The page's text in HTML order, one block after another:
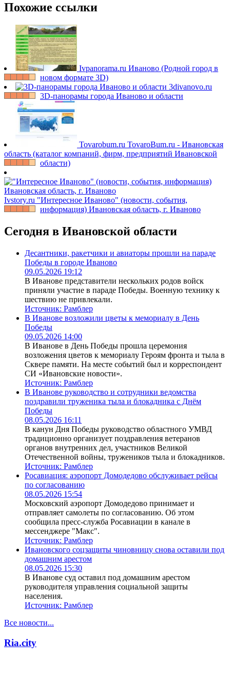
Похожие ссылки
Ivpanorama.ru Иваново (Родной город в
новом формате 3D)
3divanovo.ru
3D-панорамы города Иваново и области
Tovarobum.ru TovaroBum.ru - Ивановская
область (каталог компаний, фирм, предприятий Ивановской
области)
Ivstory.ru "Интересное Иваново" (новости, события,
информация) Ивановская область, г. Иваново
Сегодня в Ивановской области
Десантники, ракетчики и авиаторы прошли на параде
Победы в городе Иваново
09.05.2026 19:12
В Иванове представители нескольких родов войск
приняли участие в параде Победы. Военную технику к
шествию не привлекали.
Источник: Рамблер
В Иванове возложили цветы к мемориалу в День
Победы
09.05.2026 14:00
В Иванове в День Победы прошла церемония
возложения цветов к мемориалу Героям фронта и тыла в
Сквере памяти. На месте событий был и корреспондент
СИ «Ивановские новости».
Источник: Рамблер
В Иванове руководство и сотрудники ведомства
поздравили труженика тыла и блокадника с Днём
Победы
08.05.2026 16:11
В канун Дня Победы руководство областного УМВД
традиционно организует поздравления ветеранов
органов внутренних дел, участников Великой
Отечественной войны, тружеников тыла и блокадников.
Источник: Рамблер
Росавиация: аэропорт Домодедово обслуживает рейсы
по согласованию
08.05.2026 15:54
Московский аэропорт Домодедово принимает и
отправляет самолеты по согласованию. Об этом
сообщила пресс-служба Росавиации в канале в
мессенджере "Макс".
Источник: Рамблер
Ивановского соцзащиты чиновницу снова оставили под
домашним арестом
08.05.2026 15:30
В Иванове суд оставил под домашним арестом
руководителя управления социальной защиты
населения.
Источник: Рамблер
Все новости...
Ria.city